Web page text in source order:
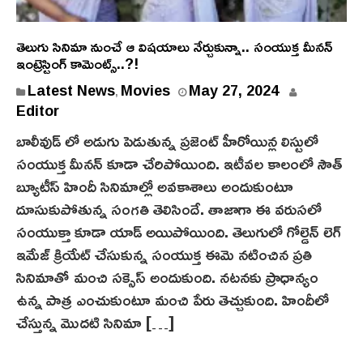
తెలుగు సినిమా నుంచే ఆ విషయాలు నేర్చుకున్నా.. సంయుక్త మీన‌న్‌
ఇంట్రెస్టింగ్ కామెంట్స్..?!
Latest News, Movies May 27, 2024M
2
7
,
2
0
2
4
Editor
బాలీవుడ్ లో అడుగు పెడుతున్న ప్రజెంట్ హీరోయిన్ల లిస్టులో
సంయుక్త మీనన్‌ కూడా చేరిపోయింది. ఇటీవల కాలంలో సౌత్
బ్యూటీస్ హిందీ సినిమాల్లో అవకాశాలు అందుకుంటూ
దూసుకుపోతున్న సంగతి తెలిసిందే. తాజాగా ఈ వరుసలో
సంయుక్తా కూడా యాడ్ అయిపోయింది. తెలుగులో గోల్డెన్ లెగ్
ఇమేజ్ క్రియేట్ చేసుకున్న సంయుక్త ఈమె నటించిన ప్రతి
సినిమాతో మంచి సక్సెస్ అందుకుంది. నటనకు ప్రాధాన్యం
ఉన్న పాత్ర ఎంచుకుంటూ మంచి పేరు తెచ్చుకుంది. హిందీలో
చేస్తున్న మొదటి సినిమా […]